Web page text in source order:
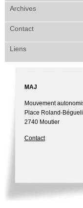
Archives
Contact
Liens
MAJ
Mouvement
Place Roland-
2740 Moutier
Contact